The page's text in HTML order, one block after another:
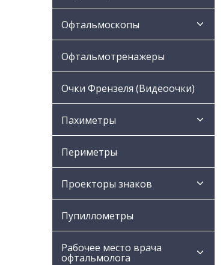
Офтальмоскопы
Офтальмотренажеры
Очки Френзеля (Видеоочки)
Пахиметры
Периметры
Проекторы знаков
Пупиллометры
Рабочее место врача
офтальмолога